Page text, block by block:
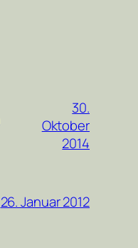
30.
Oktober
2014
26. Januar 2012